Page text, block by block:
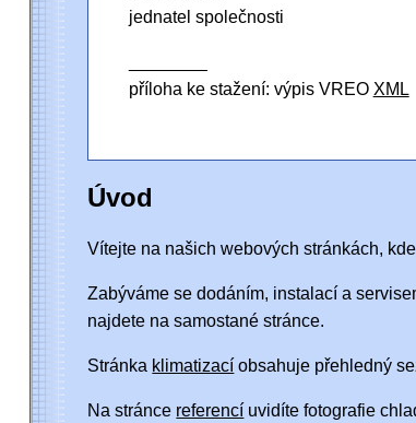
jednatel společnosti
příloha ke stažení: výpis VREO XML
Úvod
Vítejte na našich webových stránkách,
Zabýváme se dodáním, instalací a
najdete na samostané stránce.
Stránka klimatizací obsahuje přehledný
Na stránce referencí uvidíte fotografie